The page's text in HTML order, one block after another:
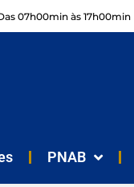
07h00min às 17h00min
PNAB